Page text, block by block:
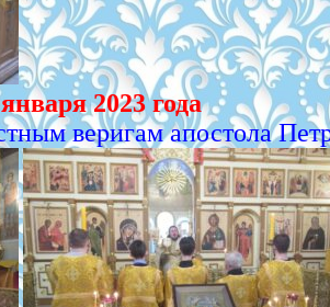
2023 года
веригам апостола